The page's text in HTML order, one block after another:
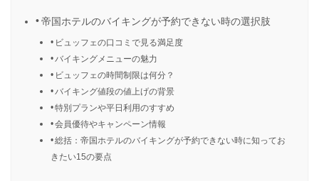
帝国ホテルのバイキングが予約できない時の選択肢
ビュッフェの口コミで見る満足度
バイキングメニューの魅力
ビュッフェの時間制限は何分？
バイキング値段の値上げの背景
特別プランや平日利用のすすめ
会員優待やキャンペーン情報
総括：帝国ホテルのバイキングが予約できない時に知ってお
きたい15の要点